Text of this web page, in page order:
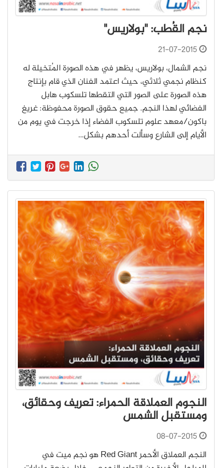
نجم القُطب: "بولاريس"
21-07-2015
نجم الشمال، بولاريس، يظهر في هذه الصورة المُتخيلة له
كنظام نجمي ثلاثي، حيث اعتمد الفنان الذي قام بإنتاج
هذه الصورة على الصور التي التقطها تلسكوب هابل
الفضائي لهذا النجم. جميع حقوق الصورة محفوظة: غريغ
باكون/معهد علوم تلسكوب الفضاء إذا خرجت في يوم من
الأيام إلى الشارع وسألت أحدهم بشكل…
النجوم العملاقة الحمراء: تعريف وحقائق،
ومستقبل الشمس
08-07-2015
النجم العملاق الأحمر Red Giant هو نجم ميت في